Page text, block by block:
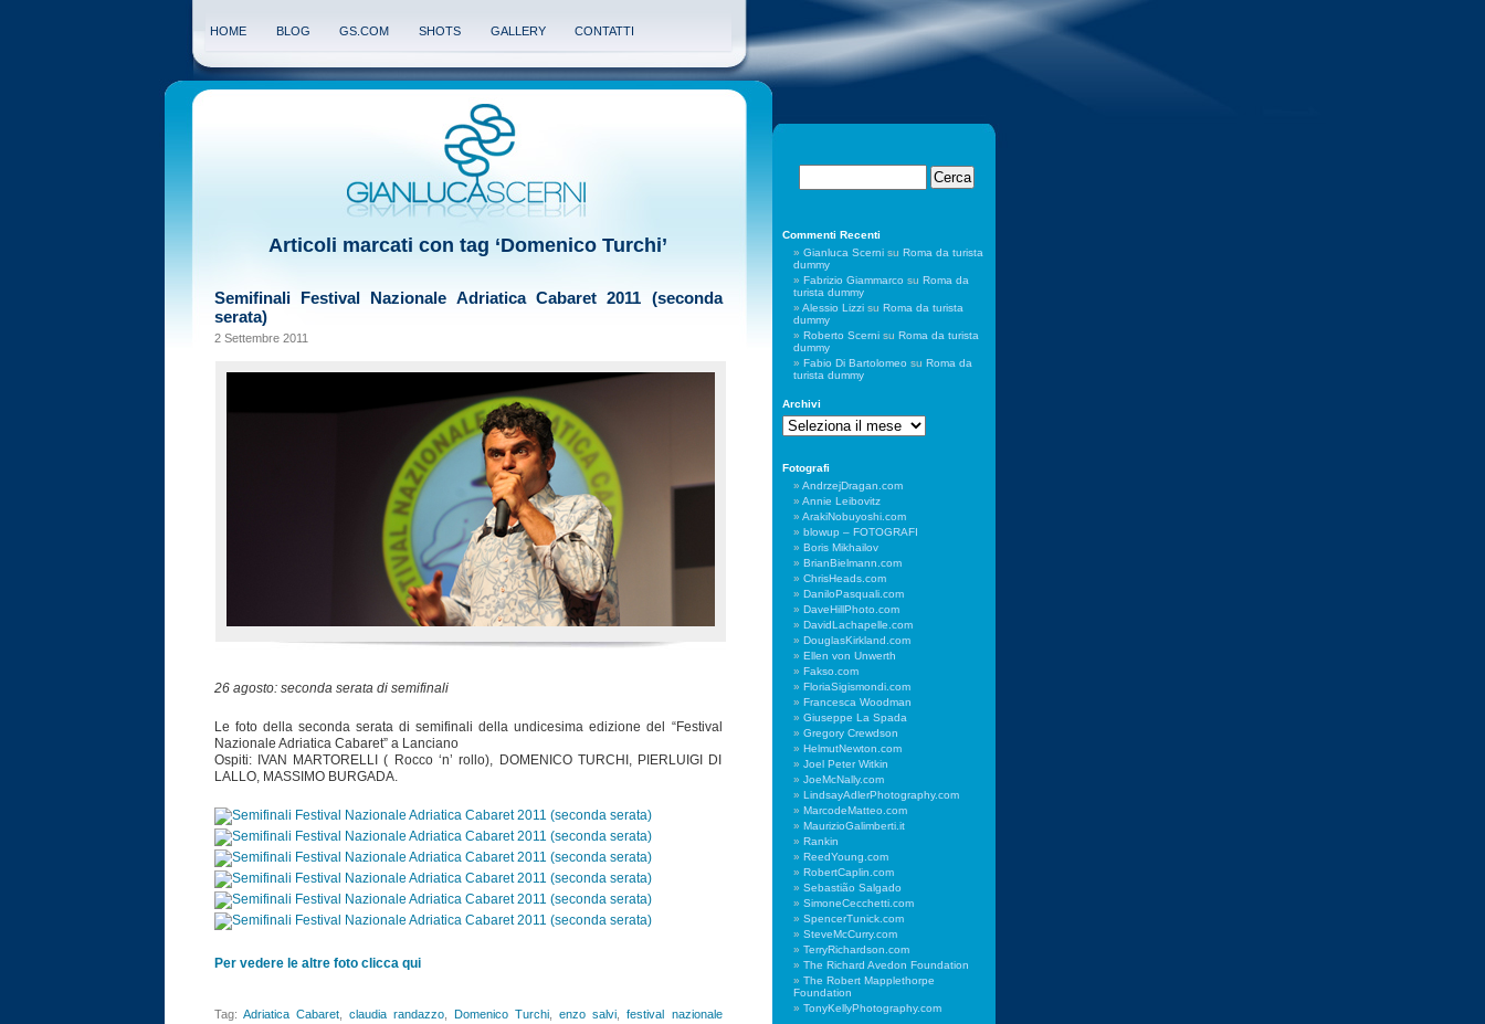
HOME BLOG GS.COM SHOTS GALLERY CONTATTI
Articoli marcati con tag ‘Domenico Turchi’
Semifinali Festival Nazionale Adriatica Cabaret 2011 (seconda
serata)
2 Settembre 2011
26 agosto: seconda serata di semifinali
Le foto della seconda serata di semifinali della undicesima edizione del “Festival
Nazionale Adriatica Cabaret” a Lanciano
Ospiti: IVAN MARTORELLI ( Rocco ‘n’ rollo), DOMENICO TURCHI, PIERLUIGI DI
LALLO, MASSIMO BURGADA.
Per vedere le altre foto clicca qui
Tag: Adriatica Cabaret, claudia randazzo,Domenico Turchi ,enzo salvi ,festival nazionale
Commenti Recenti
Gianluca Scernisu Roma da turista
dummy
Fabrizio Giammarco su Roma da
turista dummy
Alessio Lizzisu Roma da turista
dummy
Roberto Scernisu Roma da turista
dummy
Fabio Di Bartolomeo su Roma da
turista dummy
Archivi
Archivi
Fotografi
AndrzejDragan.com
Annie Leibovitz
ArakiNobuyoshi.com
blowup – FOTOGRAFI
Boris Mikhailov
BrianBielmann.com
ChrisHeads.com
DaniloPasquali.com
DaveHillPhoto.com
DavidLachapelle.com
DouglasKirkland.com
Ellen von Unwerth
Fakso.com
FloriaSigismondi.com
Francesca Woodman
Giuseppe La Spada
Gregory Crewdson
HelmutNewton.com
Joel Peter Witkin
JoeMcNally.com
LindsayAdlerPhotography.com
MarcodeMatteo.com
MaurizioGalimberti.it
Rankin
ReedYoung.com
RobertCaplin.com
Sebastião Salgado
SimoneCecchetti.com
SpencerTunick.com
SteveMcCurry.com
TerryRichardson.com
The Richard Avedon Foundation
The Robert Mapplethorpe
Foundation
TonyKellyPhotography.com